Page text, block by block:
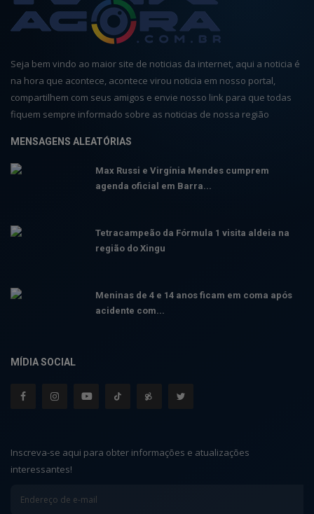
Seja bem vindo ao maior site de noticias da internet, aqui a noticia é
na hora que acontece, acontece virou noticia em nosso portal,
compartilhem com seus amigos e envie nosso link para que todas
fiquem sempre informado sobre as noticias de nossa região
MENSAGENS ALEATÓRIAS
Max Russi e Virgínia Mendes cumprem
agenda oficial em Barra...
Tetracampeão da Fórmula 1 visita aldeia na
região do Xingu
Meninas de 4 e 14 anos ficam em coma após
acidente com...
MÍDIA SOCIAL
Inscreva-se aqui para obter informações e atualizações
interessantes!